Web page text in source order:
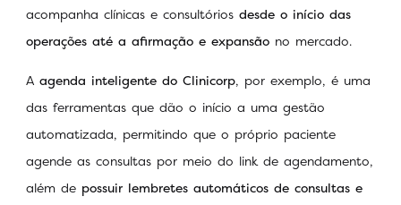
acompanha clínicas e consultórios desde o início das
operações até a afirmação e expansão no mercado.
A agenda inteligente do Clinicorp, por exemplo, é uma
das ferramentas que dão o início a uma gestão
automatizada, permitindo que o próprio paciente
agende as consultas por meio do link de agendamento,
além de possuir lembretes automáticos de consultas e